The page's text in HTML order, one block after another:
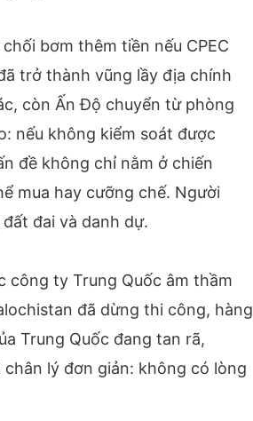
bơm thêm tiền nếu CPEC
trở thành vũng lầy địa chính
còn Ấn Độ chuyển từ phòng
nếu không kiểm soát được
đề không chỉ nằm ở chiến
mua hay cưỡng chế. Người
đai và danh dự.
công ty Trung Quốc âm thầm
đã dừng thi công, hàng
Trung Quốc đang tan rã,
lý đơn giản: không có lòng